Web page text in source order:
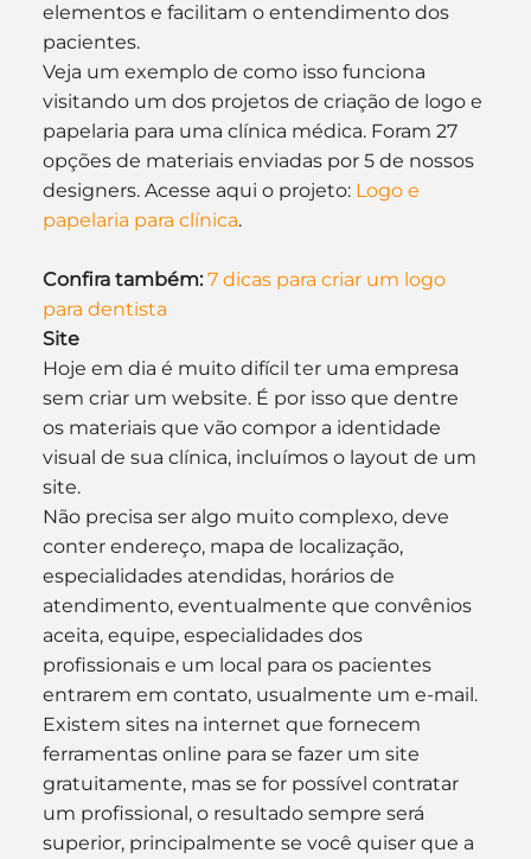
elementos e facilitam o entendimento dos
pacientes.
Veja um exemplo de como isso funciona
visitando um dos projetos de criação de logo e
papelaria para uma clínica médica. Foram 27
opções de materiais enviadas por 5 de nossos
designers. Acesse aqui o projeto: Logo e
papelaria para clínica.
Confira também: 7 dicas para criar um logo
para dentista
Site
Hoje em dia é muito difícil ter uma empresa
sem criar um website. É por isso que dentre
os materiais que vão compor a identidade
visual de sua clínica, incluímos o layout de um
site.
Não precisa ser algo muito complexo, deve
conter endereço, mapa de localização,
especialidades atendidas, horários de
atendimento, eventualmente que convênios
aceita, equipe, especialidades dos
profissionais e um local para os pacientes
entrarem em contato, usualmente um e-mail.
Existem sites na internet que fornecem
ferramentas online para se fazer um site
gratuitamente, mas se for possível contratar
um profissional, o resultado sempre será
superior, principalmente se você quiser que a